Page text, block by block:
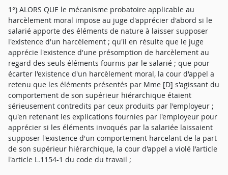
1°) ALORS QUE le mécanisme probatoire applicable au
harcèlement moral impose au juge d'apprécier d'abord si le
salarié apporte des éléments de nature à laisser supposer
l'existence d'un harcèlement ; qu'il en résulte que le juge
apprécie l'existence d'une présomption de harcèlement au
regard des seuls éléments fournis par le salarié ; que pour
écarter l'existence d'un harcèlement moral, la cour d'appel a
retenu que les éléments présentés par Mme [D] s'agissant du
comportement de son supérieur hiérarchique étaient
sérieusement contredits par ceux produits par l'employeur ;
qu'en retenant les explications fournies par l'employeur pour
apprécier si les éléments invoqués par la salariée laissaient
supposer l'existence d'un comportement harcelant de la part
de son supérieur hiérarchique, la cour d'appel a violé l'article
l'article L.1154-1 du code du travail ;